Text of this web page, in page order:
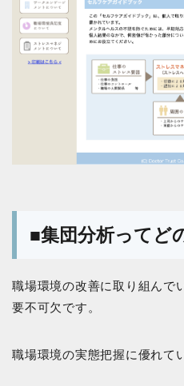
■集団分析ってど
職場環境の改善に取り組んで
要不可欠です。
職場環境の実態把握に優れて